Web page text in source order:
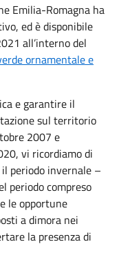
Emilia-Romagna ha
ed è disponibile
all’interno del
ornamentale e
e garantire il
sul territorio
2007 e
vi ricordiamo di
periodo invernale –
periodo compreso
le opportune
a dimora nei
la presenza di